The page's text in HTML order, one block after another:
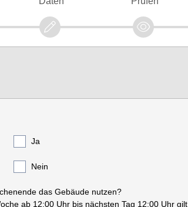
Ja
Nein
das Gebäude nutzen?
ab 12:00 Uhr bis nächsten Tag 12:00 Uhr gilt